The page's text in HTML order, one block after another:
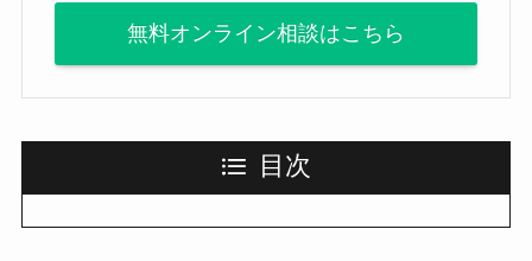
無料オンライン相談はこちら
目次